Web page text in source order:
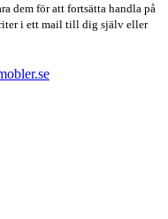
dem för att fortsätta handla på
i ett mail till dig själv eller